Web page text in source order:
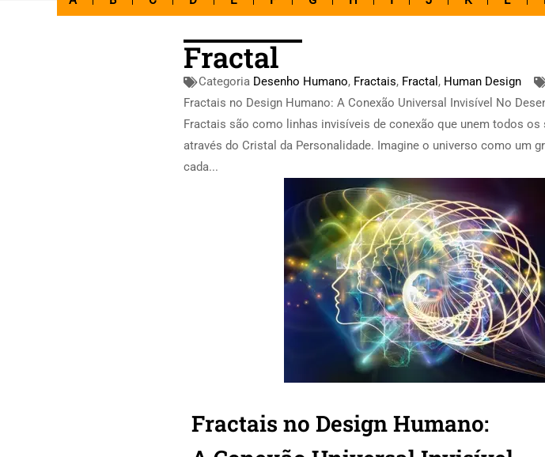
Fractal
Categoria Desenho Humano, Fractais, Fractal , Human Design
Fractais no Design Humano: A Conexão Universal Invisível No
Fractais são como linhas invisíveis de conexão que unem todos os
através do Cristal da Personalidade. Imagine o universo como um
cada...
Fractais no Design Humano: